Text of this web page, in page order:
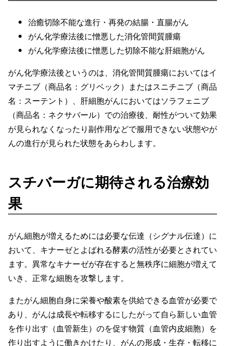
治癒切除不能な進行・再発の結腸・直腸がん
がん化学療法後に憎悪した消化管間質腫瘍
がん化学療法後に憎悪した切除不能な肝細胞がん
がん化学療法後というのは、消化管間質腫瘍においてはイ
マチニブ（商品名：グリベック）またはスニチニブ（商品
名：スーテント）、肝細胞がんにおいてはソラフェニブ
（商品名：ネクサバール）での治療後、耐性がついて効果
が見られなくなったり副作用などで服用できない状態やが
んの進行が見られた状態をあらわします。
スチバーガに期待される治療効
果
がん細胞が増えるためには必要な伝達（シグナル伝達）に
おいて、キナーゼとよばれる酵素の活性が必要とされてい
ます。異常なキナーゼが存在すると無秩序に細胞が増えて
いき、正常な細胞を攻撃します。
またがん細胞自身に栄養や酸素を供給できる血管が必要で
あり、がんは成長や転移するにしたがって自ら新しい血管
を作り出す（血管新生）のを促す物質（血管内皮細胞）を
作り出すように働きかけたり、がんの形成・生存・転移に